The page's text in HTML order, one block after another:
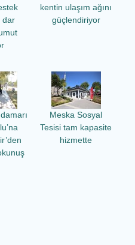
dar
kentin ulaşım ağını
güçlendiriyor
Meska Sosyal
Tesisi tam kapasite
hizmette